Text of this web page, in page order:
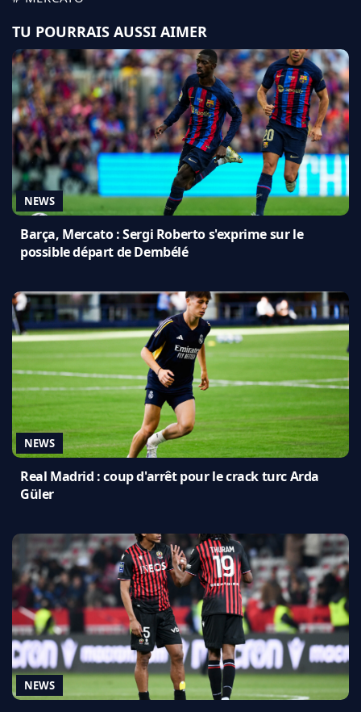
TU POURRAIS AUSSI AIMER
NEWS
Barça, Mercato : Sergi Roberto s'exprime sur le
possible départ de Dembélé
NEWS
Real Madrid : coup d'arrêt pour le crack turc Arda
Güler
NEWS